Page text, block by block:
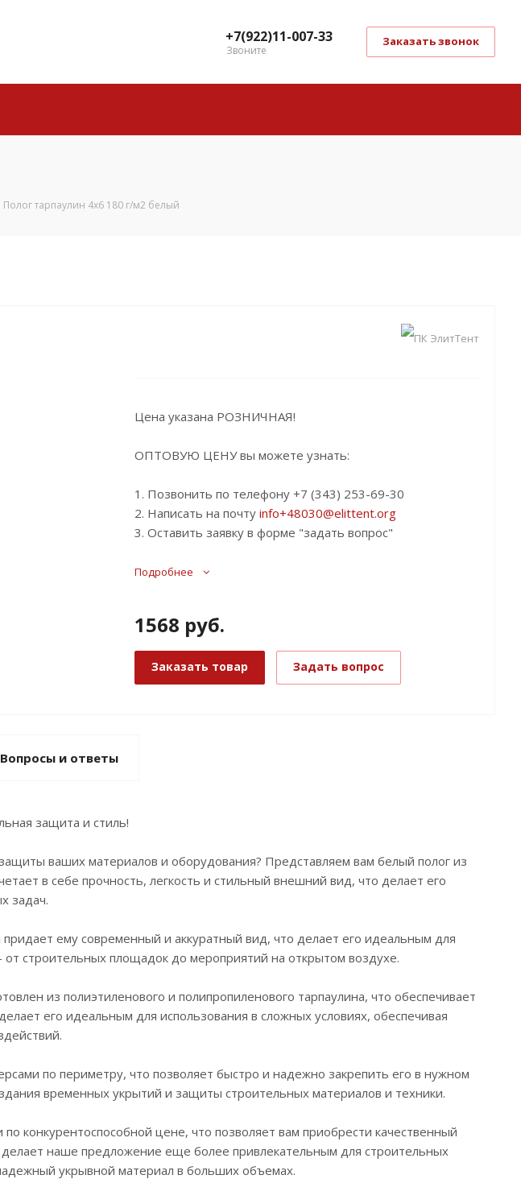
+7(922)11-007-33
Звоните
Заказать звонок
Полог тарпаулин 4х6 180 г/м2 белый
Цена указана РОЗНИЧНАЯ!
ОПТОВУЮ ЦЕНУ вы можете узнать:
1. Позвонить по телефону +7 (343) 253-69-30
2. Написать на почту info+48030@elittent.org
3. Оставить заявку в форме "задать вопрос"
Подробнее
1568 руб.
Заказать товар Задать вопрос
Вопросы и ответы
защита и стиль!
ваших материалов и оборудования? Представляем вам белый полог из
в себе прочность, легкость и стильный внешний вид, что делает его
задач.
ему современный и аккуратный вид, что делает его идеальным для
строительных площадок до мероприятий на открытом воздухе.
из полиэтиленового и полипропиленового тарпаулина, что обеспечивает
его идеальным для использования в сложных условиях, обеспечивая
по периметру, что позволяет быстро и надежно закрепить его в нужном
временных укрытий и защиты строительных материалов и техники.
конкурентоспособной цене, что позволяет вам приобрести качественный
наше предложение еще более привлекательным для строительных
укрывной материал в больших объемах.